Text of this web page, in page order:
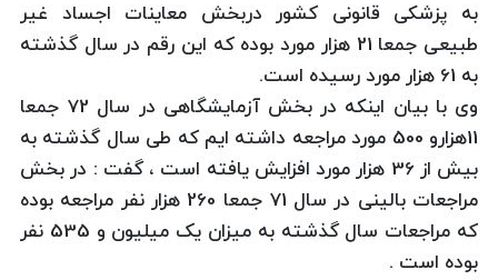
به پزشکی قانونی کشور دربخش معاینات اجساد غیر
طبیعی جمعا 21 هزار مورد بوده که این رقم در سال گذشته
به 61 هزار مورد رسیده است.
وی با بیان اینکه در بخش آزمایشگاهی در سال 72 جمعا
11هزارو 500 مورد مراجعه داشته ایم که طی سال گذشته به
بیش از 36 هزار مورد افزایش یافته است ، گفت : در بخش
مراجعات بالینی در سال 71 جمعا 260 هزار نفر مراجعه بوده
که مراجعات سال گذشته به میزان یک میلیون و 535 نفر
بوده است .